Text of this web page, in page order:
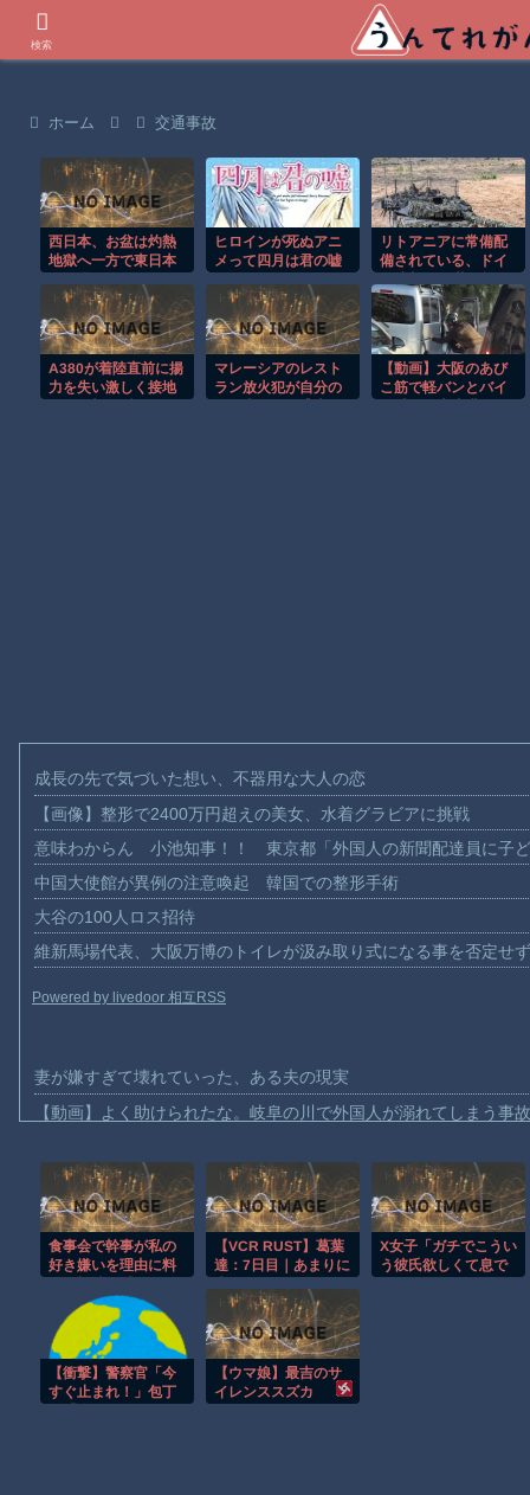
ホーム 交通事故
西日本、お盆は灼熱
地獄へ一方で東日本
ヒロインが死ぬアニ
メって四月は君の嘘
な
リトアニアに常備配
備されている、ドイ
が実弾射撃演習！
A380が着陸直前に揚
力を失い激しく接地
マレーシアのレスト
ラン放火犯が自分の
【動画】大阪のあび
こ筋で軽バンとバイ
成長の先で気づいた想い、不器用な大人の恋
【画像】整形で2400万円超えの美女、水着グラビアに挑戦
意味わからん 小池知事！！ 東京都「外国人の新聞配達員に子
中国大使館が異例の注意喚起 韓国での整形手術
大谷の100人ロス招待
維新馬場代表、大阪万博のトイレが汲み取り式になる事を否定せ
Powered by livedoor 相互RSS
妻が嫌すぎて壊れていった、ある夫の現実
【動画】よく助けられたな。岐阜の川で外国人が溺れてしまう事
【動画】自動ドアの仕組みを理解した富山のツバメが賢い。
【朗報】Amazon、汗が飛び散る灼熱の「マンガ毎週末セール（
【動画】高速道路を走行中の車からリアガラスが飛んでくる事故(
【動画】ロシアの空挺兵、パラシュートが開かずに墜落してしま
【動画】両方馬鹿（笑）ミニストップでトラックと衝突したドラ
【朗報】大人気漫画「GANTZ」がAmazonでなんと全巻100円ｗ
食事会で幹事が私の
好き嫌いを理由に料
浮いた食費をポケッ
トに入れようとした
話
【VCR RUST】葛葉
達：7日目｜あまりに
ムーブでギャルをガ
チ困惑
X女子「ガチでこうい
う彼氏欲しくて息で
【衝撃】警察官「今
すぐ止まれ！」包丁
【ウマ娘】最吉のサ
イレンススズカ
検索